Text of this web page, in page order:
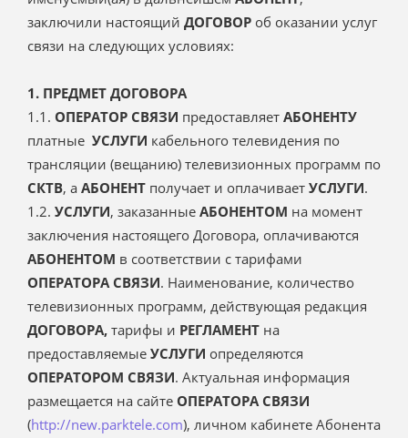
заключили настоящий ДОГОВОР об оказании услуг
связи на следующих условиях:
1. ПРЕДМЕТ ДОГОВОРА
1.1. ОПЕРАТОР СВЯЗИ предоставляет АБОНЕНТУ
платные УСЛУГИ кабельного телевидения по
трансляции (вещанию) телевизионных программ по
СКТВ, а АБОНЕНТ получает и оплачивает УСЛУГИ.
1.2. УСЛУГИ, заказанные АБОНЕНТОМ на момент
заключения настоящего Договора, оплачиваются
АБОНЕНТОМ в соответствии с тарифами
ОПЕРАТОРА СВЯЗИ. Наименование, количество
телевизионных программ, действующая редакция
ДОГОВОРА, тарифы и РЕГЛАМЕНТ на
предоставляемые УСЛУГИ определяются
ОПЕРАТОРОМ СВЯЗИ. Актуальная информация
размещается на сайте ОПЕРАТОРА СВЯЗИ
(http://new.parktele.com), личном кабинете Абонента